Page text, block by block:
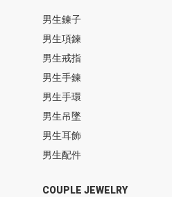
男生鍊子
男生項鍊
男生戒指
男生手鍊
男生手環
男生吊墜
男生耳飾
男生配件
COUPLE JEWELRY